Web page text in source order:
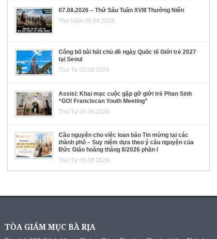
07.08.2026 – Thứ Sáu Tuần XVIII Thường Niên
Thứ Năm 06.08.2026
Công bố bài hát chủ đề ngày Quốc tế Giới trẻ 2027
tại Seoul
Thứ Tư 05.08.2026
Assisi: Khai mạc cuộc gặp gỡ giới trẻ Phan Sinh
“GO! Franciscan Youth Meeting”
Thứ Tư 05.08.2026
Cầu nguyện cho việc loan báo Tin mừng tại các
thành phố – Suy niệm dựa theo ý cầu nguyện của
Đức Giáo hoàng tháng 8/2026 phần I
Thứ Tư 05.08.2026
TÒA GIÁM MỤC BÀ RỊA